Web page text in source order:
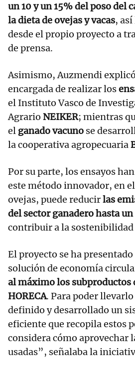
un 10 y un 15% del poso del
la dieta de ovejas y vacas,
desde el propio proyecto a
de prensa.
Asimismo, Auzmendi
encargada de realizar los
el Instituto Vasco de
Agrario NEIKER; mientras
el ganado vacuno se
la cooperativa agropecuaria
Por su parte, los ensayos
este método innovador, en
ovejas, puede reducirlas
del sector ganadero hasta
contribuir a la sostenibilidad
El proyecto se ha
solución de economía
al máximo los subproductos
HORECA. Para poder llevarlo
definido y desarrollado un
eficiente que recopila estos
considera cómo aprovechar
usadas”, señalaba la